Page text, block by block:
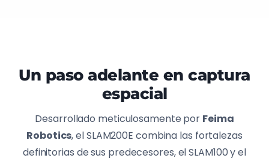
Un paso adelante en captura
espacial
Desarrollado meticulosamente por Feima
Robotics, el SLAM200E combina las fortalezas
definitorias de sus predecesores, el SLAM100 y el